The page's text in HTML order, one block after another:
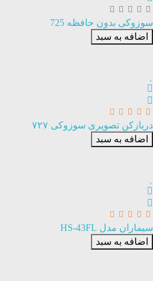
سوزوکی بدون حافظه 725
اضافه به سبد
دربازکن تصویری سوزوکی ۷۲۷
اضافه به سبد
سیماران مدل HS-43FL
اضافه به سبد